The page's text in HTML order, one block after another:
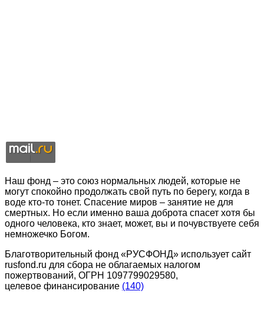
Наш фонд – это союз нормальных людей, которые не
могут спокойно продолжать свой путь по берегу, когда в
воде кто-то тонет. Спасение миров – занятие не для
смертных. Но если именно ваша доброта спасет хотя бы
одного человека, кто знает, может, вы и почувствуете себя
немножечко Богом.
Благотворительный фонд «РУСФОНД» использует сайт
rusfond.ru для сбора не облагаемых налогом
пожертвований, ОГРН 1097799029580,
целевое финансирование (140)